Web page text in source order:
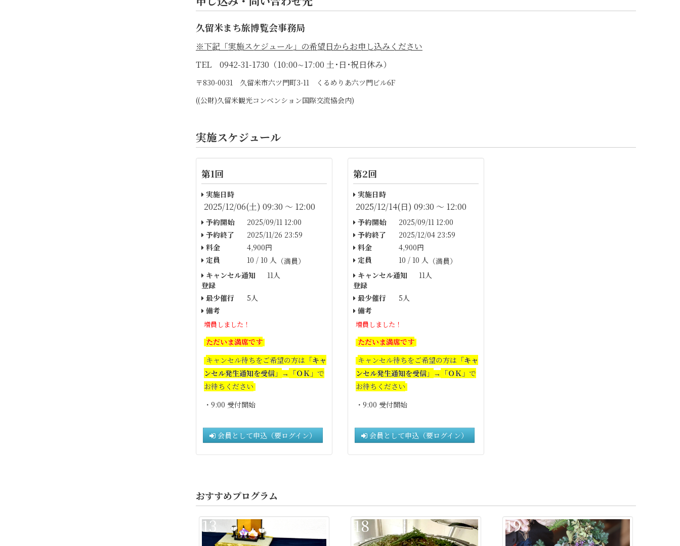
久留米まち旅博覧会事務局
※下記「実施スケジュール」の希望日からお申し込みください
TEL 0942-31-1730（10:00∼17:00 土･日･祝日休み）
〒830-0031 久留米市六ツ門町3-11 くるめりあ六ツ門ビル6F
((公財)久留米観光コンベンション国際交流協会内)
実施スケジュール
第1回
実施日時
2025/12/06(土) 09:30 〜 12:00
予約開始
2025/09/11 12:00
予約終了
2025/11/26 23:59
料金
4,900円
定員
10 / 10 人 （満員）
キャンセル通知
登録
11人
最少催行
5人
備考
増員しました！
ただいま満席です
キャンセル待ちをご希望の方は 「キャ
ンセル発生通知を受信」
→ 「ＯＫ」で
お待ちください
・9:00 受付開始
会員として申込（要ログイン）
第2回
実施日時
2025/12/14(日) 09:30 〜 12:00
予約開始
2025/09/11 12:00
予約終了
2025/12/04 23:59
料金
4,900円
定員
10 / 10 人 （満員）
キャンセル通知
登録
11人
最少催行
5人
備考
増員しました！
ただいま満席です
キャンセル待ちをご希望の方は 「キャ
ンセル発生通知を受信」
→ 「ＯＫ」で
お待ちください
・9:00 受付開始
会員として申込（要ログイン）
おすすめプログラム
13 18 19